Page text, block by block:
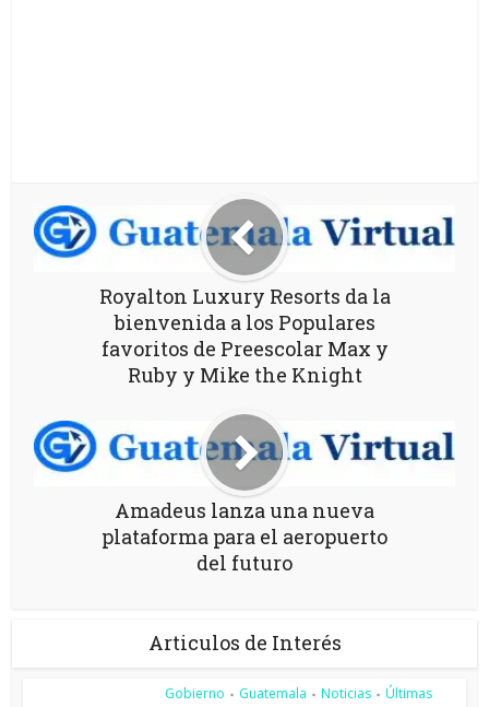
Royalton Luxury Resorts da la
bienvenida a los Populares
favoritos de Preescolar Max y
Ruby y Mike the Knight
Amadeus lanza una nueva
plataforma para el aeropuerto
del futuro
Articulos de Interés
Gobierno • Guatemala • Noticias • Últimas